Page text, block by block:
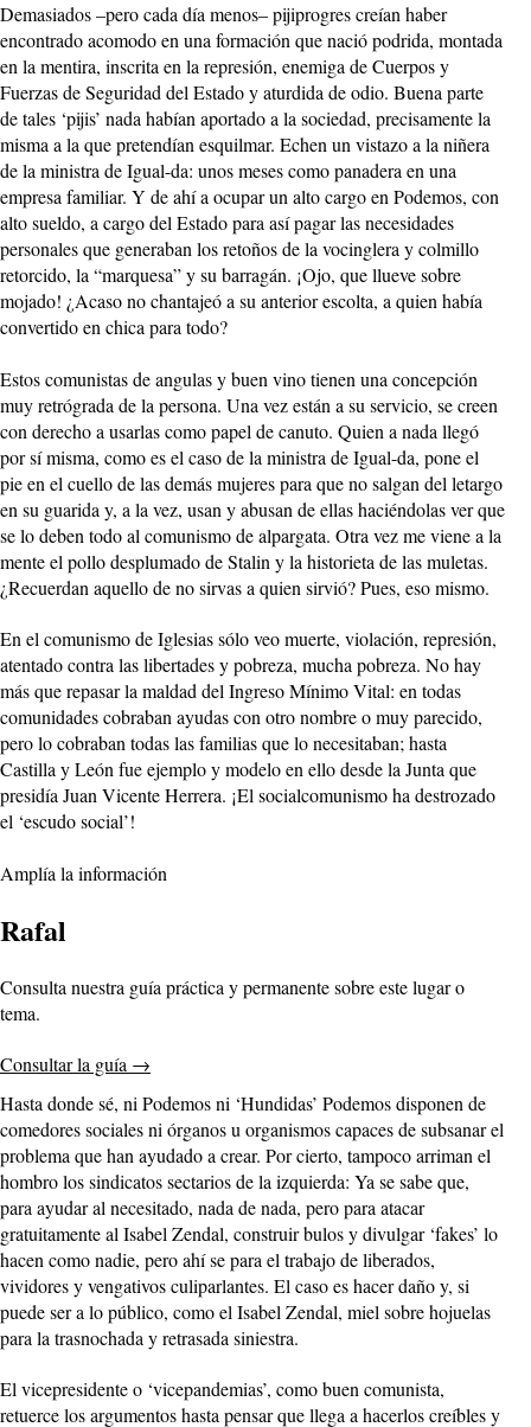
Demasiados –pero cada día menos– pijiprogres creían haber
encontrado acomodo en una formación que nació podrida, montada
en la mentira, inscrita en la represión, enemiga de Cuerpos y
Fuerzas de Seguridad del Estado y aturdida de odio. Buena parte
de tales ‘pijis’ nada habían aportado a la sociedad, precisamente la
misma a la que pretendían esquilmar. Echen un vistazo a la niñera
de la ministra de Igual-da: unos meses como panadera en una
empresa familiar. Y de ahí a ocupar un alto cargo en Podemos, con
alto sueldo, a cargo del Estado para así pagar las necesidades
personales que generaban los retoños de la vocinglera y colmillo
retorcido, la “marquesa” y su barragán. ¡Ojo, que llueve sobre
mojado! ¿Acaso no chantajeó a su anterior escolta, a quien había
convertido en chica para todo?
Estos comunistas de angulas y buen vino tienen una concepción
muy retrógrada de la persona. Una vez están a su servicio, se creen
con derecho a usarlas como papel de canuto. Quien a nada llegó
por sí misma, como es el caso de la ministra de Igual-da, pone el
pie en el cuello de las demás mujeres para que no salgan del letargo
en su guarida y, a la vez, usan y abusan de ellas haciéndolas ver que
se lo deben todo al comunismo de alpargata. Otra vez me viene a la
mente el pollo desplumado de Stalin y la historieta de las muletas.
¿Recuerdan aquello de no sirvas a quien sirvió? Pues, eso mismo.
En el comunismo de Iglesias sólo veo muerte, violación, represión,
atentado contra las libertades y pobreza, mucha pobreza. No hay
más que repasar la maldad del Ingreso Mínimo Vital: en todas
comunidades cobraban ayudas con otro nombre o muy parecido,
pero lo cobraban todas las familias que lo necesitaban; hasta
Castilla y León fue ejemplo y modelo en ello desde la Junta que
presidía Juan Vicente Herrera. ¡El socialcomunismo ha destrozado
el ‘escudo social’!
Amplía la información
Rafal
Consulta nuestra guía práctica y permanente sobre este lugar o
tema.
Consultar la guía →
Hasta donde sé, ni Podemos ni ‘Hundidas’ Podemos disponen de
comedores sociales ni órganos u organismos capaces de subsanar el
problema que han ayudado a crear. Por cierto, tampoco arriman el
hombro los sindicatos sectarios de la izquierda: Ya se sabe que,
para ayudar al necesitado, nada de nada, pero para atacar
gratuitamente al Isabel Zendal, construir bulos y divulgar ‘fakes’ lo
hacen como nadie, pero ahí se para el trabajo de liberados,
vividores y vengativos culiparlantes. El caso es hacer daño y, si
puede ser a lo público, como el Isabel Zendal, miel sobre hojuelas
para la trasnochada y retrasada siniestra.
El vicepresidente o ‘vicepandemias’, como buen comunista,
retuerce los argumentos hasta pensar que llega a hacerlos creíbles y